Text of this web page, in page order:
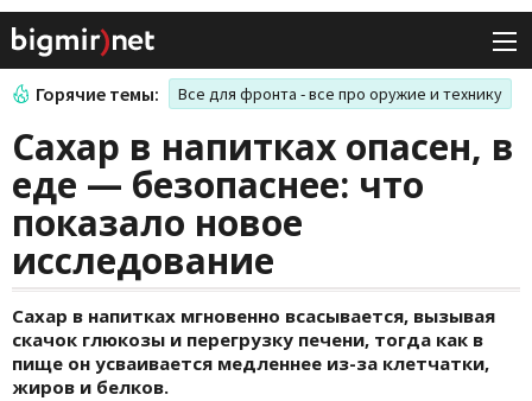
Горячие темы: Все для фронта - все про оружие и технику
Сахар в напитках опасен, в
еде — безопаснее: что
показало новое
исследование
Сахар в напитках мгновенно всасывается, вызывая
скачок глюкозы и перегрузку печени, тогда как в
пище он усваивается медленнее из-за клетчатки,
жиров и белков.